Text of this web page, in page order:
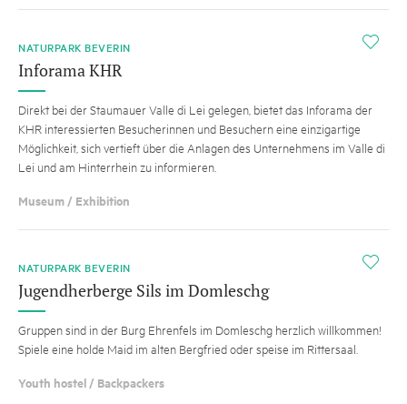
i
NATURPARK BEVERIN
Inforama KHR
Direkt bei der Staumauer Valle di Lei gelegen, bietet das Inforama der
KHR interessierten Besucherinnen und Besuchern eine einzigartige
Möglichkeit, sich vertieft über die Anlagen des Unternehmens im Valle di
Lei und am Hinterrhein zu informieren.
Museum / Exhibition
i
NATURPARK BEVERIN
Jugendherberge Sils im Domleschg
Gruppen sind in der Burg Ehrenfels im Domleschg herzlich willkommen!
Spiele eine holde Maid im alten Bergfried oder speise im Rittersaal.
Youth hostel / Backpackers